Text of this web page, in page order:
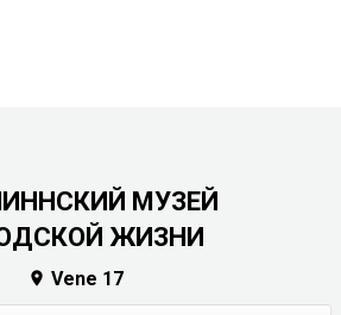
МУЗЕЙ
ЖИЗНИ
 Vene 17